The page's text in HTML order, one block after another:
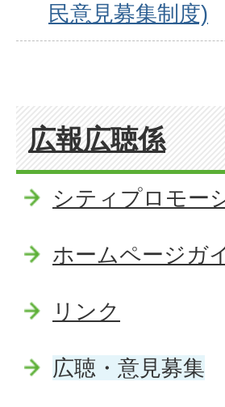
民意見募集制度)
広報広聴係
シティプロモー
ホームページガ
リンク
広聴・意見募集